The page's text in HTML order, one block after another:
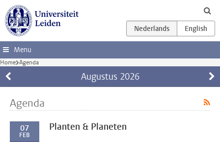
Ga direct naar de inhoud
Menu
Home Agenda
Augustus 2026
Agenda
07
FEB
Planten & Planeten